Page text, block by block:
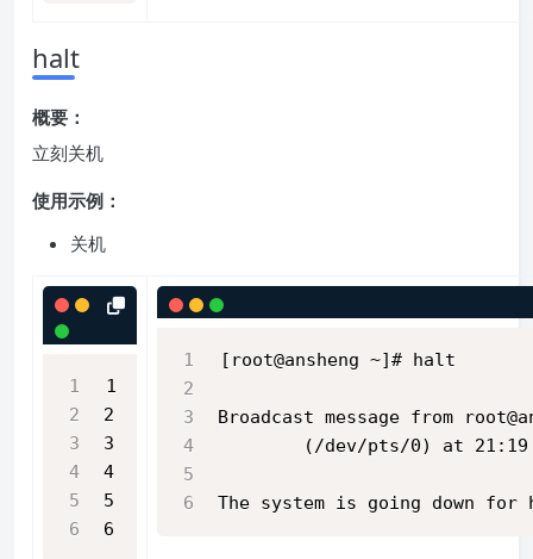
halt
概要：
立刻关机
使用示例：
关机
1
2
3
4
5
6
[root@ansheng ~]# halt
Broadcast message from
(/dev/pts/0) at 21:19
The system is going down for